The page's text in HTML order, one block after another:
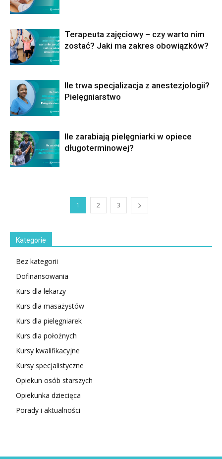
Terapeuta zajęciowy – czy warto nim
zostać? Jaki ma zakres obowiązków?
Ile trwa specjalizacja z anestezjologii?
Pielęgniarstwo
Ile zarabiają pielęgniarki w opiece
długoterminowej?
1 2 3
Kategorie
Bez kategorii
Dofinansowania
Kurs dla lekarzy
Kurs dla masażystów
Kurs dla pielęgniarek
Kurs dla położnych
Kursy kwalifikacyjne
Kursy specjalistyczne
Opiekun osób starszych
Opiekunka dziecięca
Porady i aktualności